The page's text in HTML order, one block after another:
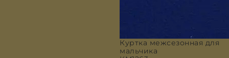
Куртка межсезонная для
мальчика